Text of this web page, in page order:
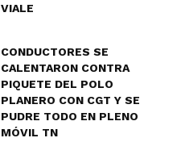
VIALE
CONDUCTORES SE
CALENTARON CONTRA
PIQUETE DEL POLO
PLANERO CON CGT Y SE
PUDRE TODO EN PLENO
MÓVIL TN